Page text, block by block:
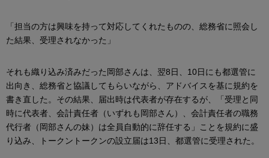
「担当の方は興味を持って対応してくれたものの、総務省に照会し
た結果、受理されなかった」
それも織り込み済みだった岡部さんは、翌8日、10日にも都選管に
出向き、総務省と協議してもらいながら、アドバイスを基に規約を
書き直した。その結果、届出時は代表者が存在するが、「受理と同
時に代表者、会計責任者（いずれも岡部さん）、会計責任者の職務
代行者（岡部さんの妹）は全員自動的に辞任する」ことを規約に盛
り込み、トークントークンの設立届は13日、都選管に受理された。